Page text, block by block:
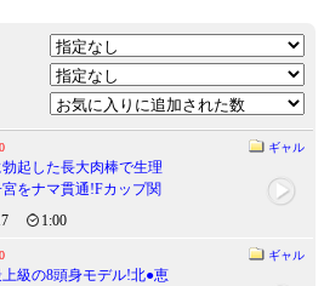
ギャル
起した長大肉棒で生理
をナマ貫通!Fカップ関
再降臨!!
1:00
ギャル
級の8頭身モデル!北●恵